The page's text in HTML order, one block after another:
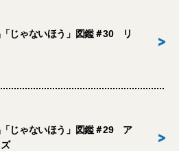
じゃないほう」図鑑＃30 リ
>
「じゃないほう」図鑑＃29 ア
>